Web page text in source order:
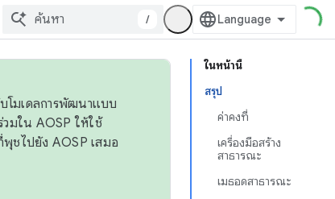
/
ในหน้านี้
สรุป
ค่าคงที่
เครื่องมือสร้าง
สาธารณะ
เมธอดสาธารณะ
โมเดลการพัฒนาแบบ
มใน AOSP ให้ใช้
ชไปยัง AOSP เสมอ